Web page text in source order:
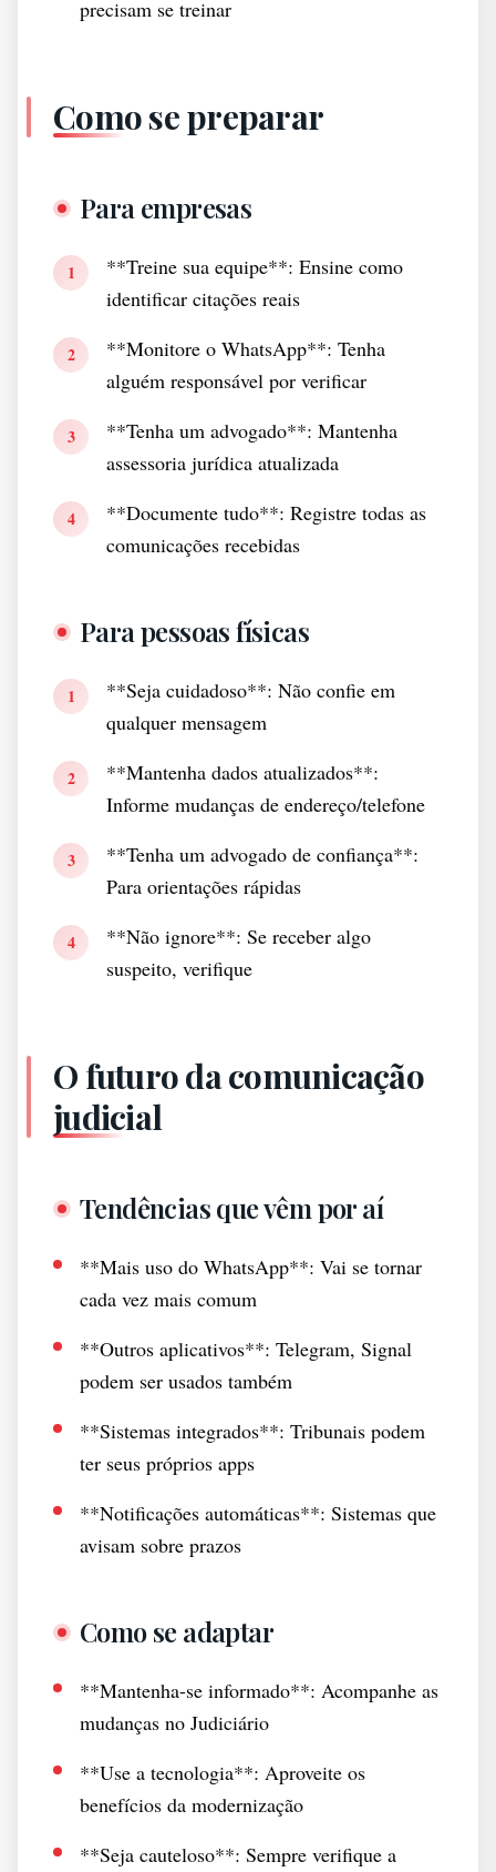
precisam se treinar
Como se preparar
Para empresas
1
**Treine sua equipe**: Ensine como
identificar citações reais
2
**Monitore o WhatsApp**: Tenha
alguém responsável por verificar
3
**Tenha um advogado**: Mantenha
assessoria jurídica atualizada
4
**Documente tudo**: Registre todas as
comunicações recebidas
Para pessoas físicas
1
**Seja cuidadoso**: Não confie em
qualquer mensagem
2
**Mantenha dados atualizados**:
Informe mudanças de endereço/telefone
3
**Tenha um advogado de confiança**:
Para orientações rápidas
4
**Não ignore**: Se receber algo
suspeito, verifique
O futuro da comunicação
judicial
Tendências que vêm por aí
**Mais uso do WhatsApp**: Vai se tornar
cada vez mais comum
**Outros aplicativos**: Telegram, Signal
podem ser usados também
**Sistemas integrados**: Tribunais podem
ter seus próprios apps
**Notificações automáticas**: Sistemas que
avisam sobre prazos
Como se adaptar
**Mantenha-se informado**: Acompanhe as
mudanças no Judiciário
**Use a tecnologia**: Aproveite os
benefícios da modernização
**Seja cauteloso**: Sempre verifique a